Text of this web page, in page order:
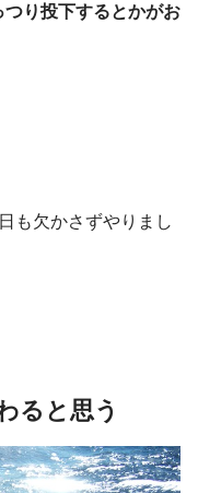
り投下するとかがお
も欠かさずやりまし
ると思う